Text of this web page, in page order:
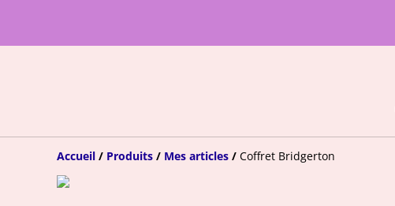
Accueil / Produits / Mes articles / Coffret Bridgerton